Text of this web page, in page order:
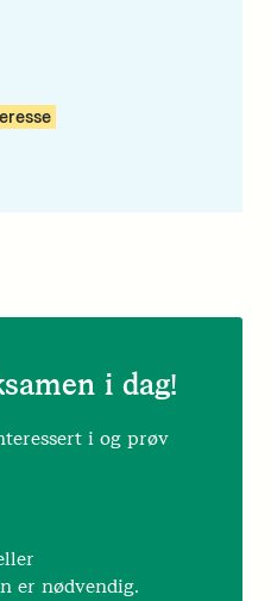
i dag!
i og prøv
er nødvendig.